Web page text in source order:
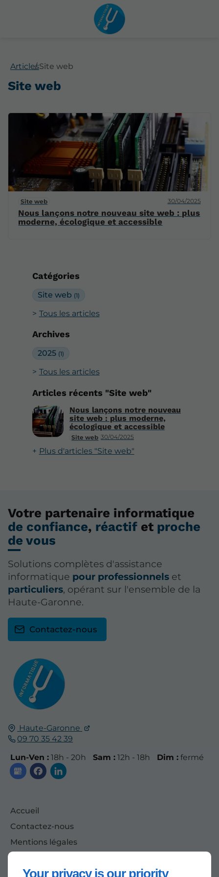
Your privacy is our priority
Catégories
Site web (1)
Tous les articles
Archives
2025 (1)
Tous les articles
Articles récents "Site web"
Site web 30/04/2025
Nous lançons notre nouveau
site web : plus moderne,
écologique et accessible
Plus d'articles "Site web"
ArticlesSite web
Site web
Site web 30/04/2025
Nous lançons notre nouveau site web : plus
moderne, écologique et accessible
Haute-Garonne
09 70 35 42 39
Lun-Ven : 18h - 20h Sam : 12h - 18h Dim : fermé
Accueil
Contactez-nous
Mentions légales
Votre partenaire informatique
de confiance, réactif et proche
de vous
Solutions complètes d'assistance
informatique pour professionnels et
particuliers, opérant sur l'ensemble de la
Haute-Garonne.
Contactez-nous